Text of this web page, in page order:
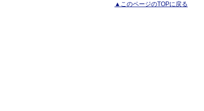
▲このページのTOPに戻る